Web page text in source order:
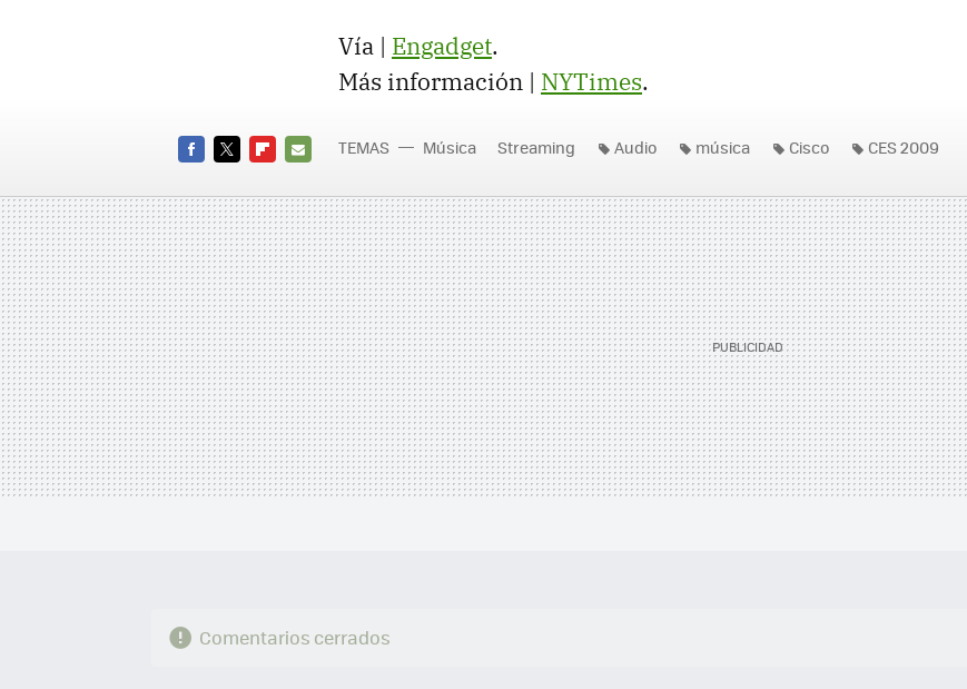
Vía | Engadget.
Más información | NYTimes.
MAIL
TEMAS Música Streaming Audio música Cisco CES 2009
Comentarios cerrados